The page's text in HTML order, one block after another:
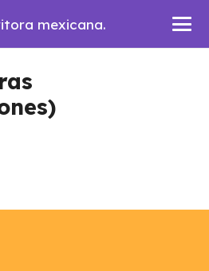
mexicana.